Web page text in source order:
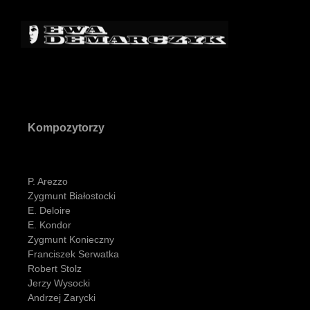
Kompozytorzy
P. Arezzo
Zygmunt Białostocki
E. Deloire
E. Kondor
Zygmunt Konieczny
Franciszek Serwatka
Robert Stolz
Jerzy Wysocki
Andrzej Zarycki